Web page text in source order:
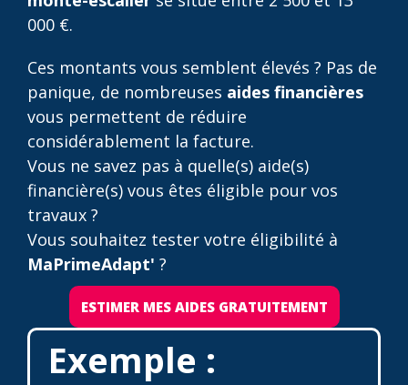
000 €.
Ces montants vous semblent élevés ? Pas de
panique, de nombreuses aides financières
vous permettent de réduire
considérablement la facture.
Vous ne savez pas à quelle(s) aide(s)
financière(s) vous êtes éligible pour vos
travaux ?
Vous souhaitez tester votre éligibilité à
MaPrimeAdapt' ?
ESTIMER MES AIDES GRATUITEMENT
Exemple :